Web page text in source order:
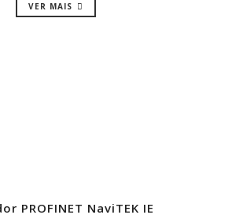
VER MAIS
PROFINET NaviTEK IE